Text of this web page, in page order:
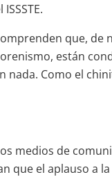
que, de
están
nada. Como el
medios de
que el aplauso a